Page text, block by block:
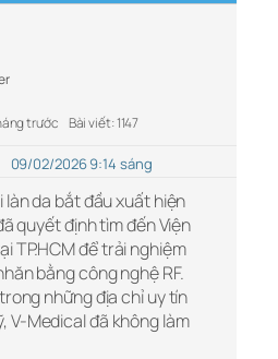
trước Bài viết: 1147
09/02/2026 9:14 sáng
làn da bắt đầu xuất hiện
quyết định tìm đến Viện
TP.HCM để trải nghiệm
bằng công nghệ RF.
những địa chỉ uy tín
V-Medical đã không làm